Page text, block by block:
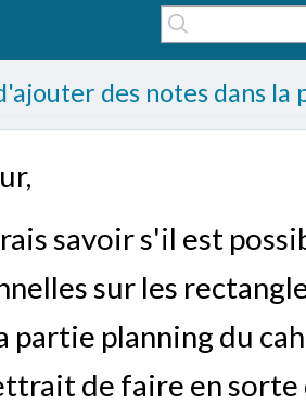
des notes dans
savoir s'il est
sur les
partie planning du
de faire en sorte